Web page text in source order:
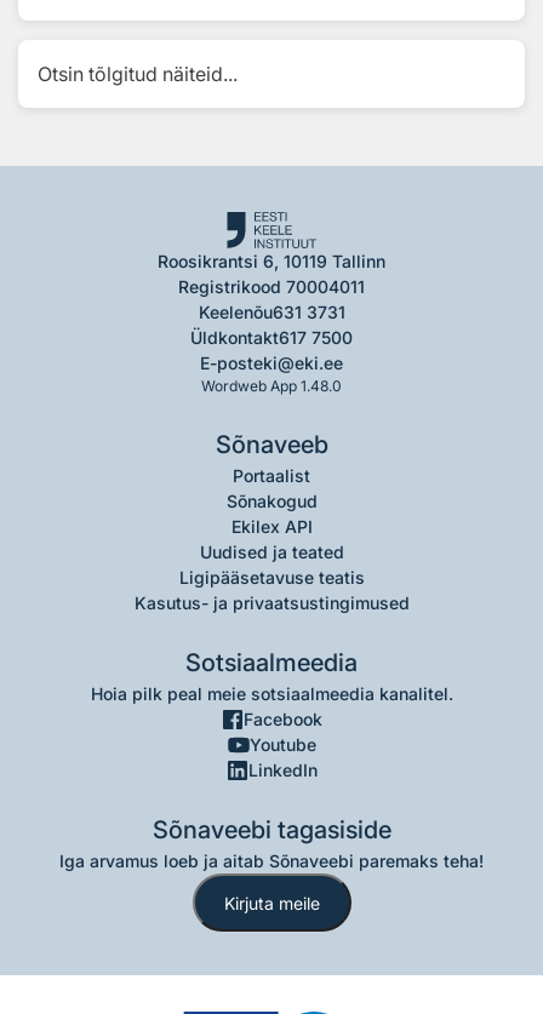
Otsin tõlgitud näiteid...
Roosikrantsi 6, 10119 Tallinn
Registrikood 70004011
Keelenõu631 3731
Üldkontakt617 7500
E-posteki@eki.ee
Wordweb App 1.48.0
Sõnaveeb
Portaalist
Sõnakogud
Ekilex API
Uudised ja teated
Ligipääsetavuse teatis
Kasutus- ja privaatsustingimused
Sotsiaalmeedia
Hoia pilk peal meie sotsiaalmeedia kanalitel.
Facebook
Youtube
LinkedIn
Sõnaveebi tagasiside
Iga arvamus loeb ja aitab Sõnaveebi paremaks teha!
Kirjuta meile